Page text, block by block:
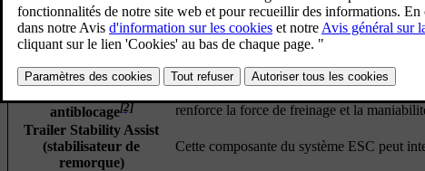
Le contrôle de stabilité de votre voiture comporte plusieurs autres
antiblocage[2]
renforce la force de freinage et la
Trailer Stability Assist
(stabilisateur de
remorque)
Cette composante du système ESC peut